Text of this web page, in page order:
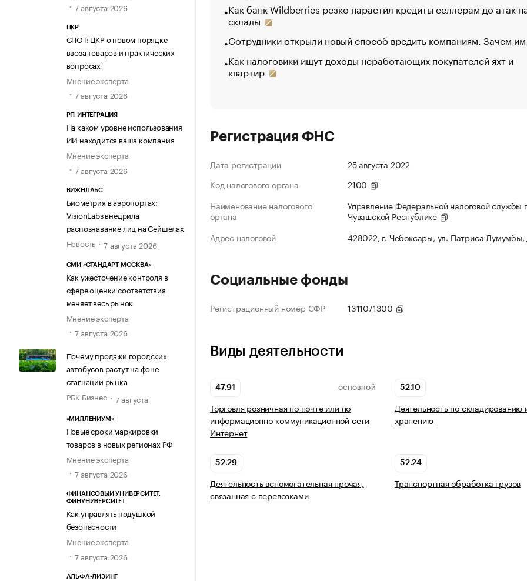
7 августа 2026
ЦКР
СПОТ: ЦКР о новом порядке
ввоза товаров и практических
вопросах
Мнение эксперта
7 августа 2026
РП-ИНТЕГРАЦИЯ
На каком уровне использования
ИИ находится ваша компания
Мнение эксперта
7 августа 2026
ВИЖНЛАБС
Биометрия в аэропортах:
VisionLabs внедрила
распознавание лиц на Сейшелах
Новость
7 августа 2026
СМИ «СТАНДАРТ-МОСКВА»
Как ужесточение контроля в
сфере оценки соответствия
меняет весь рынок
Мнение эксперта
7 августа 2026
Почему продажи городских
автобусов растут на фоне
стагнации рынка
РБК Бизнес
7 августа
«МИЛЛЕНИУМ»
Новые сроки маркировки
товаров в новых регионах РФ
Мнение эксперта
7 августа 2026
ФИНАНСОВЫЙ УНИВЕРСИТЕТ,
ФИНУНИВЕРСИТЕТ
Как управлять подушкой
безопасности
Мнение эксперта
7 августа 2026
АЛЬФА-ЛИЗИНГ
Как банк Wildberries резко нарастил кредиты селлерам до атак
склады
Сотрудники открыли новый способ вредить компаниям. Зачем
Как налоговики ищут доходы неработающих покупателей яхт и
квартир
Регистрация ФНС
Дата регистрации
25 августа 2022
Код налогового органа
2100
Наименование налогового
органа
Управление Федеральной налоговой службы
Чувашской Республике
Адрес налоговой
428022, г. Чебоксары, ул. Патриса Лумумбы,
Социальные фонды
Регистрационный номер СФР 1311071300
Виды деятельности
47.91 ОСНОВНОЙ
Торговля розничная по почте или по
информационно-коммуникационной сети
Интернет
52.10
Деятельность по складированию
хранению
52.29
Деятельность вспомогательная прочая,
связанная с перевозками
52.24
Транспортная обработка грузов